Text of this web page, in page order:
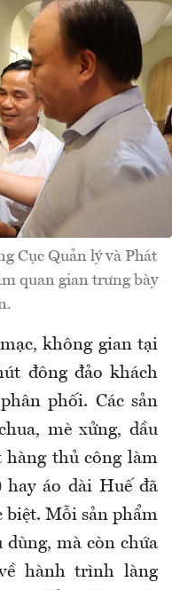
Cục Quản lý và Phát
quan gian trưng bày
không gian tại
đông đảo khách
phối. Các sản
mè xửng, dầu
hàng thủ công làm
áo dài Huế đã
biệt. Mỗi sản phẩm
mà còn chứa
hành trình làng